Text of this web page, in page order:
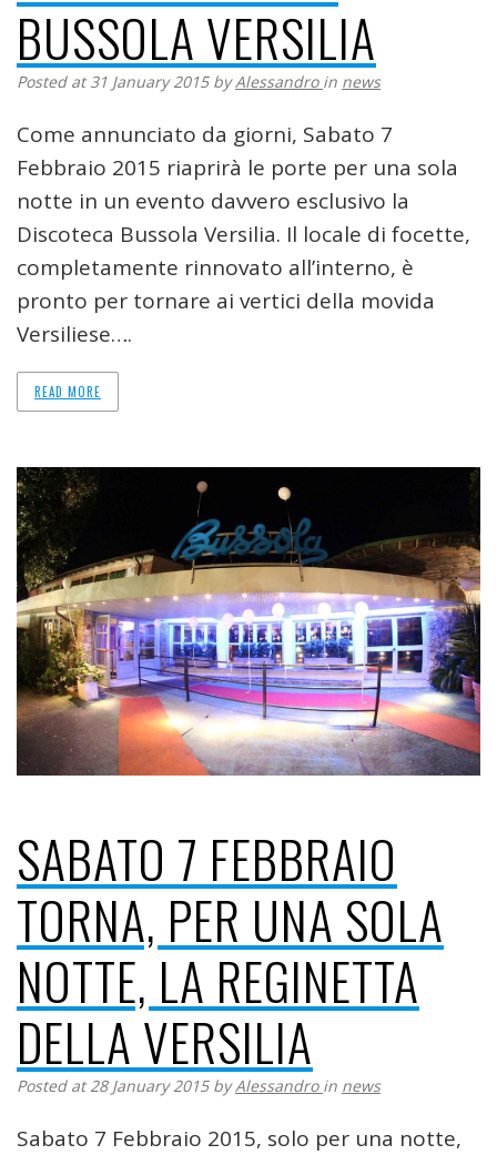
BUSSOLA VERSILIA
Posted at 31 January 2015 byAlessandro in news
Come annunciato da giorni, Sabato 7
Febbraio 2015 riaprirà le porte per una sola
notte in un evento davvero esclusivo la
Discoteca Bussola Versilia. Il locale di focette,
completamente rinnovato all’interno, è
pronto per tornare ai vertici della movida
Versiliese….
READ MORE
SABATO 7 FEBBRAIO
TORNA, PER UNA SOLA
NOTTE, LA REGINETTA
DELLA VERSILIA
Posted at 28 January 2015 byAlessandro in news
Sabato 7 Febbraio 2015, solo per una notte,